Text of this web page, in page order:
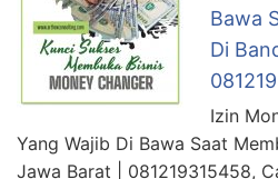
Bawa
Di
Izin
Yang Wajib Di Bawa Saat
Jawa Barat | 081219315458,